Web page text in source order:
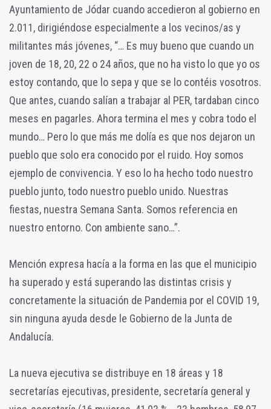
Ayuntamiento de Jódar cuando accedieron al gobierno en
2.011, dirigiéndose especialmente a los vecinos/as y
militantes más jóvenes, “… Es muy bueno que cuando un
joven de 18, 20, 22 o 24 años, que no ha visto lo que yo os
estoy contando, que lo sepa y que se lo contéis vosotros.
Que antes, cuando salían a trabajar al PER, tardaban cinco
meses en pagarles. Ahora termina el mes y cobra todo el
mundo… Pero lo que más me dolía es que nos dejaron un
pueblo que solo era conocido por el ruido. Hoy somos
ejemplo de convivencia. Y eso lo ha hecho todo nuestro
pueblo junto, todo nuestro pueblo unido. Nuestras
fiestas, nuestra Semana Santa. Somos referencia en
nuestro entorno. Con ambiente sano…”.
Mención expresa hacía a la forma en las que el municipio
ha superado y está superando las distintas crisis y
concretamente la situación de Pandemia por el COVID 19,
sin ninguna ayuda desde le Gobierno de la Junta de
Andalucía.
La nueva ejecutiva se distribuye en 18 áreas y 18
secretarías ejecutivas, presidente, secretaría general y